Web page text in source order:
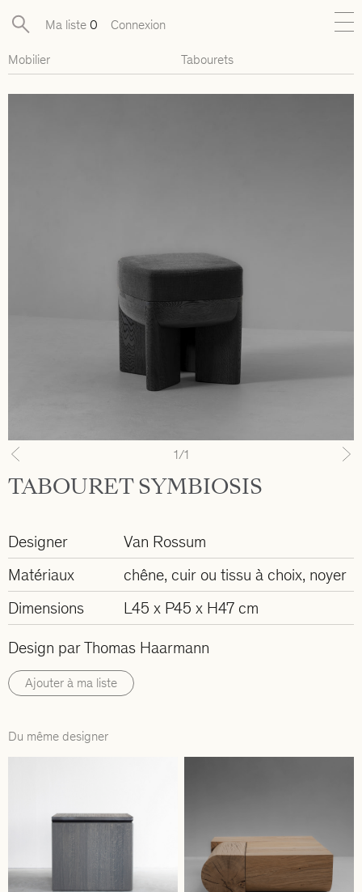
Nouveautés
Contact Presse
Mobilier Tabourets
Previous 1/1
TABOURET SYMBIOSIS
Designer
Van Rossum
Matériaux
chêne, cuir ou tissu à choix, noyer
Dimensions
L45 x P45 x H47 cm
Design par Thomas Haarmann
Ajouter à ma liste
Du même designer
Ma liste 0 Connexion